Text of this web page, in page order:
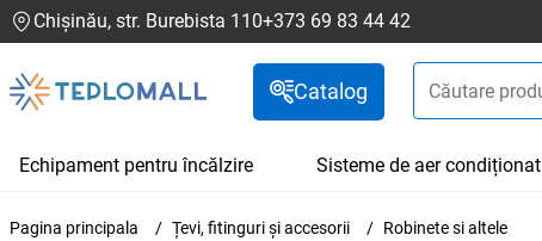
Chișinău, str. Burebista 110+373 69 83 44 42
Catalog
Echipament pentru încălzire Sisteme de aer condiționat
Pagina principala Țevi, fitinguri și accesorii Robinete si altele